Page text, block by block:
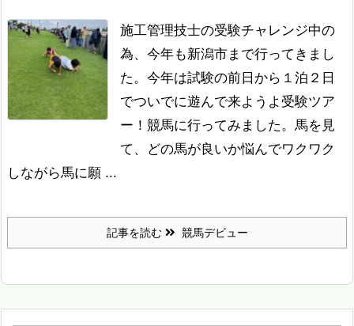
施工管理技士の受験チャレンジ中の
為、今年も新潟市まで行ってきまし
た。今年は試験の前日から１泊２日
でついでに遊んで来ようよ受験ツア
ー！ 競馬に行ってみました。 馬を見
て、どの馬が良いか悩んでワクワク
しながら馬に願 ...
記事を読む 競馬デビュー